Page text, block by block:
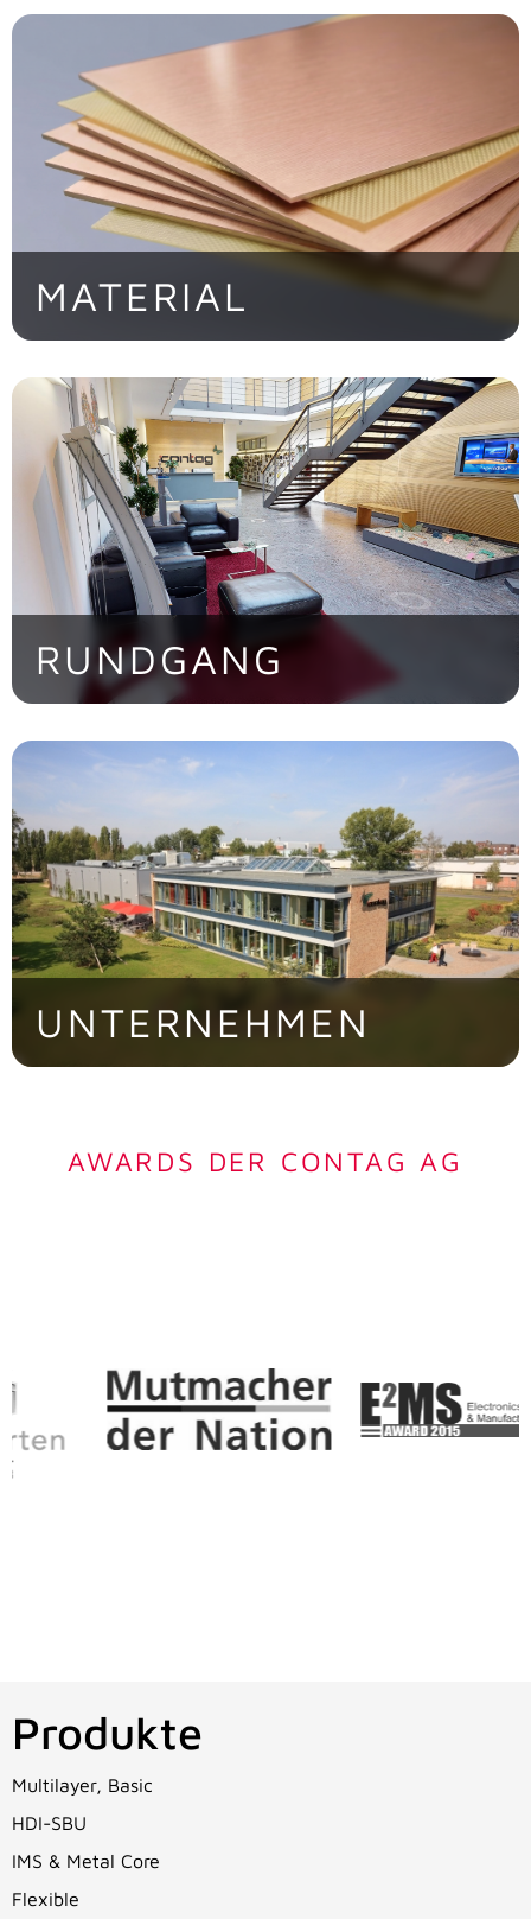
Raum durch präzise Microvia-Technologie
> Jetzt entdecken!
MATERIAL
Von Standard-FR4 bis zu High-End-
Substraten für extreme Anforderungen
> Jetzt entdecken!
RUNDGANG
Entdecken Sie die CONTAG AG im
virtuellen Rundgang
> Jetzt besichtigen!
UNTERNEHMEN
Die familiengeführte CONTAG AG ist eine
AWARDS DER CONTAG AG
Produkte
Multilayer, Basic
HDI-SBU
IMS & Metal Core
Flexible